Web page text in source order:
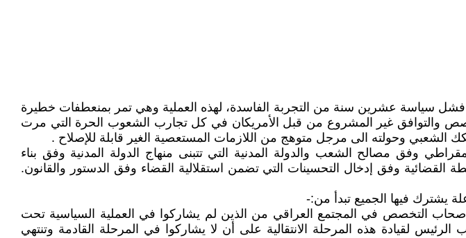
سياسة عشرين سنة من التجربة الفاسدة، لهذه العملية وهي تمر بمنعطفات خطيرة
والتوافق غير المشروع من قبل الأمريكان في كل تجارب الشعوب الحرة التي مرت
الشعبي وحولته الى مرجل متوهج من اللازمات المستعصية الغير قابلة للإصلاح .
وفق مصالح الشعب والدولة المدنية التي تتبنى منهاج الدولة المدنية وفق بناء
وفق إدخال التحسينات التي تضمن استقلالية القضاء وفق الدستور والقانون.
يشترك فيها الجميع تبدأ من:-
التخصص في المجتمع العراقي من الذين لم يشاركوا في العملية السياسية تحت
لقيادة هذه المرحلة الانتقالية على أن لا يشاركوا في المرحلة القادمة وتنتهي